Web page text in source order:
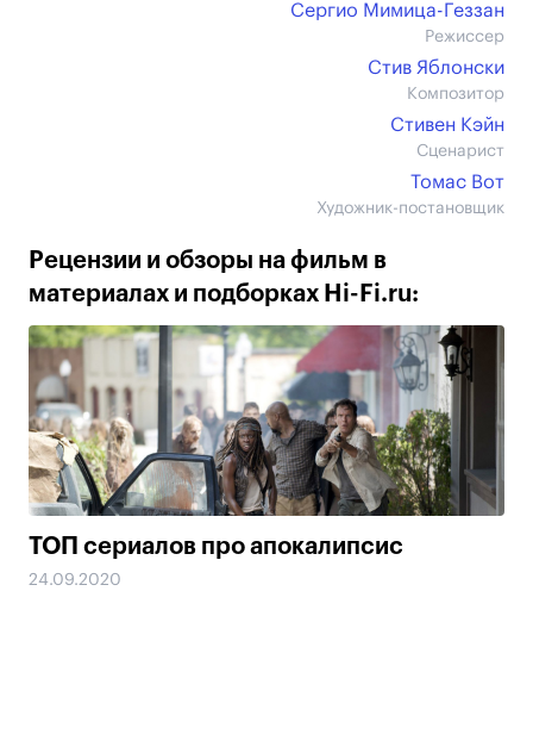
Сергио Мимица-Геззан
Режиссер
Стив Яблонски
Композитор
Стивен Кэйн
Сценарист
Томас Вот
Художник-постановщик
Рецензии и обзоры на фильм в
материалах и подборках Hi-Fi.ru:
ТОП сериалов про апокалипсис
24.09.2020